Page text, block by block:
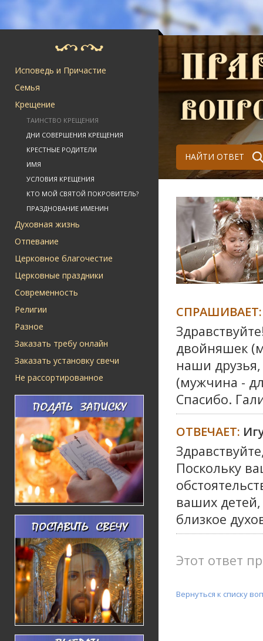
Исповедь и Причастие
Семья
Крещение
ТАИНСТВО КРЕЩЕНИЯ
ДНИ СОВЕРШЕНИЯ КРЕЩЕНИЯ
КРЕСТНЫЕ РОДИТЕЛИ
ИМЯ
УСЛОВИЯ КРЕЩЕНИЯ
КТО МОЙ СВЯТОЙ ПОКРОВИТЕЛЬ?
ПРАЗДНОВАНИЕ ИМЕНИН
Духовная жизнь
Отпевание
Церковное благочестие
Церковные праздники
Современность
Религии
Разное
Заказать требу онлайн
Заказать установку свечи
Не рассортированное
НАЙТИ ОТВЕТ
СПРАШИВАЕТ:
двойняшек
наши
(мужчина -
Спасибо.
ОТВЕЧАЕТ:
Поскольку
ваших
близкое
Этот ответ
Вернуться к списку